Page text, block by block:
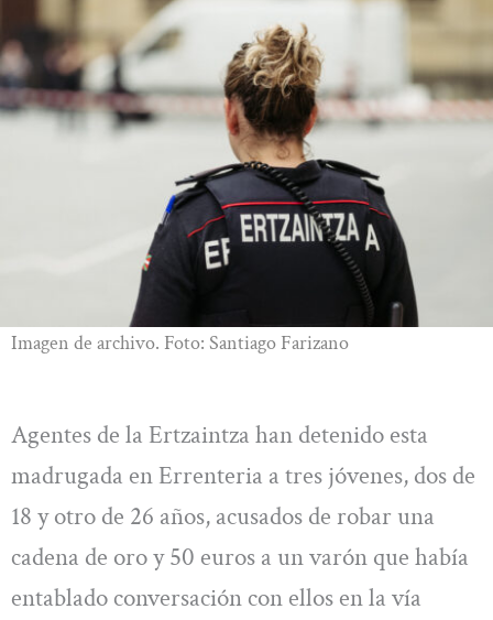
Imagen de archivo. Foto: Santiago Farizano
Agentes de la Ertzaintza han detenido esta
madrugada en Errenteria a tres jóvenes, dos de
18 y otro de 26 años, acusados de robar una
cadena de oro y 50 euros a un varón que había
entablado conversación con ellos en la vía